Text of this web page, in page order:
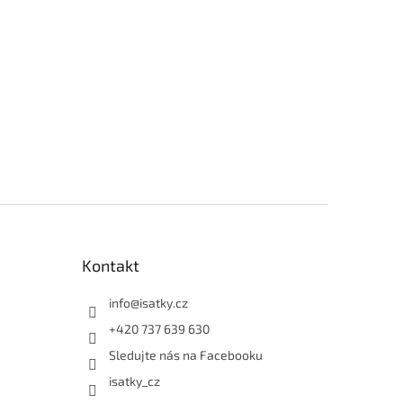
Kontakt
info@isatky.cz
+420 737 639 630
Sledujte nás na Facebooku
isatky_cz